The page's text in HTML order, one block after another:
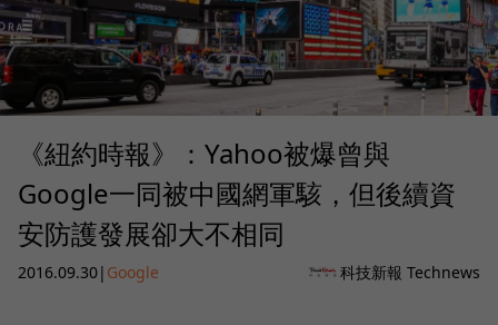
《紐約時報》：Yahoo被爆曾與
Google一同被中國網軍駭，但後續資
安防護發展卻大不相同
2016.09.30| Google 科技新報 Technews